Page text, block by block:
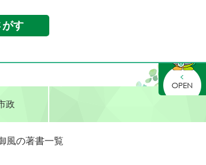
languages
政
がす
風の著書一覧